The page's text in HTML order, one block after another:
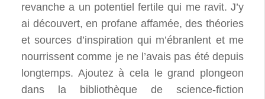
revanche a un potentiel fertile qui me ravit. J’y
ai découvert, en profane affamée, des théories
et sources d’inspiration qui m’ébranlent et me
nourrissent comme je ne l’avais pas été depuis
longtemps. Ajoutez à cela le grand plongeon
dans la bibliothèque de science-fiction